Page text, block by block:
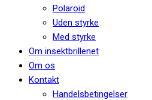
Polaroid
Uden styrke
Med styrke
Om insektbrillenet
Om os
Kontakt
Handelsbetingelser